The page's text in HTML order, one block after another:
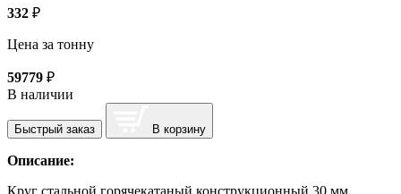
332 ₽
Цена за тонну
59779 ₽
В наличии
Быстрый заказ В корзину
Описание:
Круг стальной горячекатаный конструкционный 30 мм,